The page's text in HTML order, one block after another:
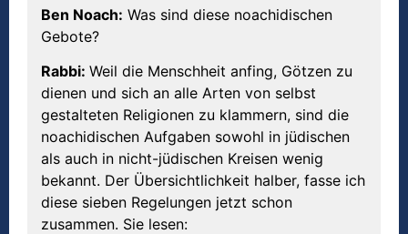
Ben Noach: Was sind diese noachidischen
Gebote?
Rabbi: Weil die Menschheit anfing, Götzen zu
dienen und sich an alle Arten von selbst
gestalteten Religionen zu klammern, sind die
noachidischen Aufgaben sowohl in jüdischen
als auch in nicht-jüdischen Kreisen wenig
bekannt. Der Übersichtlichkeit halber, fasse ich
diese sieben Regelungen jetzt schon
zusammen. Sie lesen: